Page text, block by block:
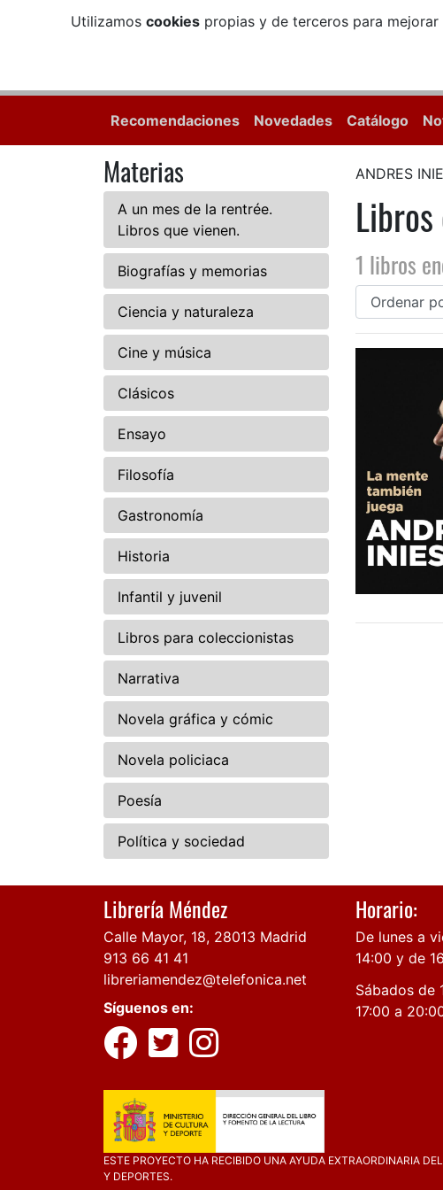
Utilizamos cookiespropias y de terceros para mejorar
Recomendaciones Novedades Catálogo
Materias
A un mes de la rentrée.
Libros que vienen.
Biografías y memorias
Ciencia y naturaleza
Cine y música
Clásicos
Ensayo
Filosofía
Gastronomía
Historia
Infantil y juvenil
Libros para coleccionistas
Narrativa
Novela gráfica y cómic
Novela policiaca
Poesía
Política y sociedad
ANDRES
Libros
1 libros
Librería Méndez
Calle Mayor, 18, 28013 Madrid
913 66 41 41
libreriamendez@telefonica.net
Síguenos en:
Horario:
De lunes a
14:00 y de
Sábados de
17:00 a
ESTE PROYECTO HA RECIBIDO UNA AYUDA EXTRAORDINARIA
Y DEPORTES.